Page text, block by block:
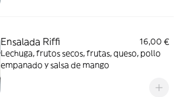
Ensalada Riffi
16,00 €
Lechuga, frutos secos, frutas, queso, pollo
empanado y salsa de mango